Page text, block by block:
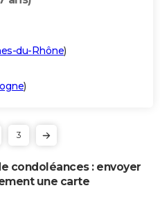
du-Rhône)
)
3
condoléances : envoyer
une carte